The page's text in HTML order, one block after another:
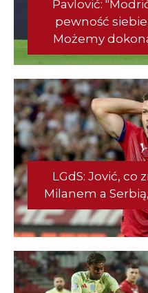
Pavlović:
pewność
Możemy
LGdS: Jović, co
Milanem a